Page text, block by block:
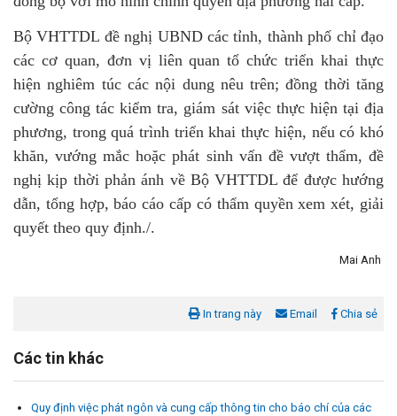
Bộ VHTTDL đề nghị UBND các tỉnh, thành phố chỉ đạo
các cơ quan, đơn vị liên quan tổ chức triển khai thực
hiện nghiêm túc các nội dung nêu trên; đồng thời tăng
cường công tác kiểm tra, giám sát việc thực hiện tại địa
phương, trong quá trình triển khai thực hiện, nếu có khó
khăn, vướng mắc hoặc phát sinh vấn đề vượt thẩm, đề
nghị kịp thời phản ánh về Bộ VHTTDL để được hướng
dẫn, tổng hợp, báo cáo cấp có thẩm quyền xem xét, giải
quyết theo quy định./.
Mai Anh
In trang này Email Chia sẻ
Các tin khác
Quy định việc phát ngôn và cung cấp thông tin cho báo chí của các